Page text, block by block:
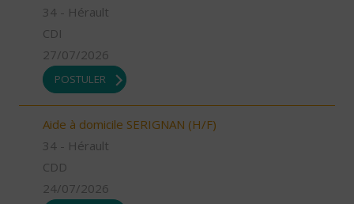
34 - Hérault
CDI
27/07/2026
POSTULER
Aide à domicile SERIGNAN (H/F)
34 - Hérault
CDD
24/07/2026